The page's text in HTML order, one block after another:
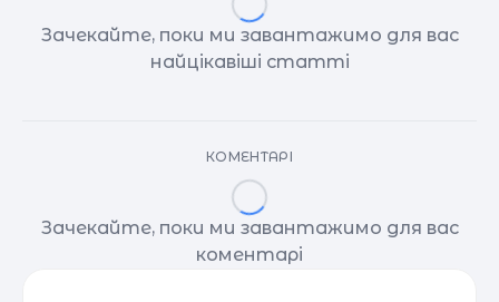
Зачекайте, поки ми завантажимо для вас
найцікавіші статті
КОМЕНТАРІ
Зачекайте, поки ми завантажимо для вас
коментарі